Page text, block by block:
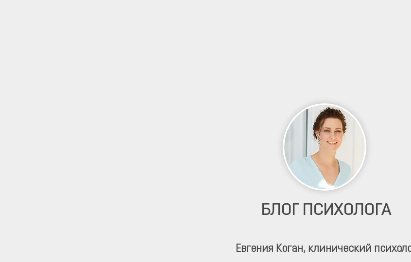
БЛОГ ПСИХОЛОГА
Евгения Коган, клинический